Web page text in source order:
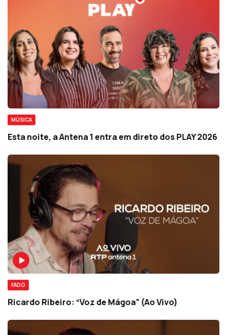
MÚSICA
Esta noite, a Antena 1 entra em direto dos PLAY 2026
FADO
Ricardo Ribeiro: “Voz de Mágoa” (Ao Vivo)